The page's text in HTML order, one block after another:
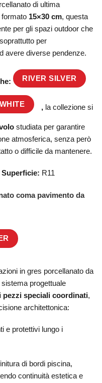
di ultima
15×30 cm, questa
per gli spazi outdoor che
per
avere diverse pendenze.
RIVER SILVER
, la collezione si
studiata per garantire
atmosferica, senza però
o difficile da mantenere.
Superficie: R11
coma pavimento da
in gres porcellanato da
progettuale
pezzi speciali coordinati,
architettonica:
e protettivi lungo i
di bordi piscina,
continuità estetica e